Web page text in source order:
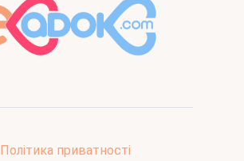
Політика приватності